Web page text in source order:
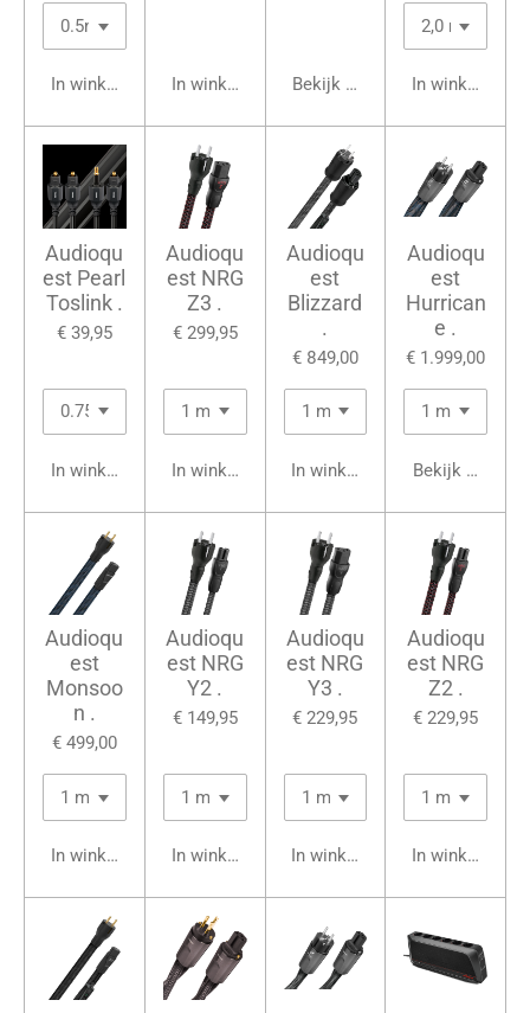
In winkelwagen In winkelwagen Bekijk details In
Audioqu
est Pearl
Toslink .
€ 39,95
In winkelwagen
Audioqu
est NRG
Z3 .
€ 299,95
In winkelwagen
Audioqu
est
Blizzard
.
€ 849,00
In winkelwagen
Audioqu
est
Hurrican
e .
€ 1.999,00
Bekijk details
Audioqu
est
Monsoo
n .
€ 499,00
In winkelwagen
Audioqu
est NRG
Y2 .
€ 149,95
In winkelwagen
Audioqu
est NRG
Y3 .
€ 229,95
In winkelwagen
Audioqu
est NRG
Z2 .
€ 229,95
In